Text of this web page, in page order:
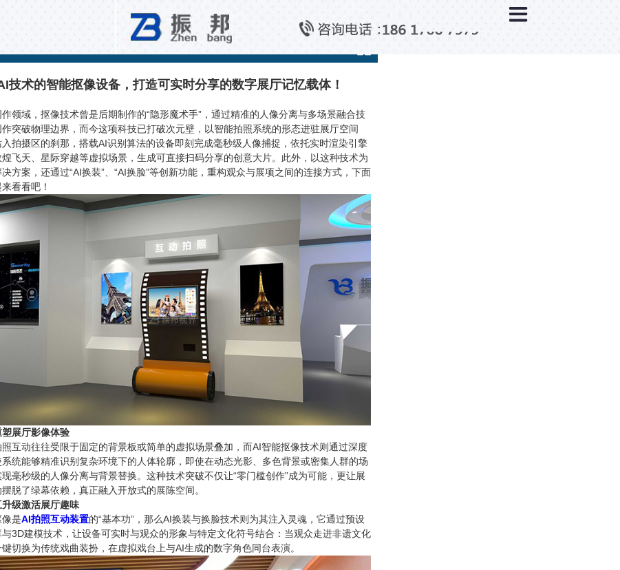
技术的智能抠像设备，打造可实时分享的数字展厅记忆载体！
领域，抠像技术曾是后期制作的“隐形魔术手”，通过精准的人像分离与多场景融合技
突破物理边界，而今这项科技已打破次元壁，以智能拍照系统的形态进驻展厅空间
拍摄区的刹那，搭载AI识别算法的设备即刻完成毫秒级人像捕捉，依托实时渲染引擎
飞天、星际穿越等虚拟场景，生成可直接扫码分享的创意大片。此外，以这种技术为
方案，还通过“AI换装”、“AI换脸”等创新功能，重构观众与展项之间的连接方式，下面
看看吧！
展厅影像体验
互动往往受限于固定的背景板或简单的虚拟场景叠加，而AI智能抠像技术则通过深度
统能够精准识别复杂环境下的人体轮廓，即使在动态光影、多色背景或密集人群的场
毫秒级的人像分离与背景替换。这种技术突破不仅让“零门槛创作”成为可能，更让展
脱了绿幕依赖，真正融入开放式的展陈空间。
级激活展厅趣味
是AI拍照互动装置的“基本功”，那么AI换装与换脸技术则为其注入灵魂，它通过预设
3D建模技术，让设备可实时与观众的形象与特定文化符号结合：当观众走进非遗文化
切换为传统戏曲装扮，在虚拟戏台上与AI生成的数字角色同台表演。